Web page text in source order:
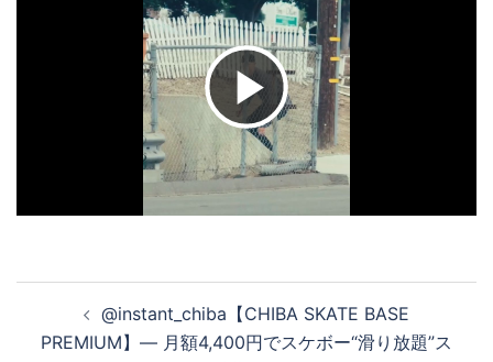
ビ
デ
を
@instant_chiba【CHIBA SKATE BASE
PREMIUM】― 月額4,400円でスケボー“滑り放題”ス